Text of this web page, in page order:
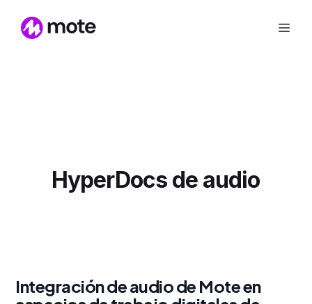
HyperDocs de audio
Integración de audio de Mote en